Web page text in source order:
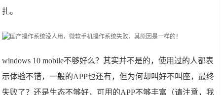
扎。
windows 10 mobile不够好么？其实并不是的，使用过的人都表
示体验不错，一般的APP也还有，但为何却叫好不叫座，最终
失败了？还是生态不够好，可用的APP不够丰富（请注意，我